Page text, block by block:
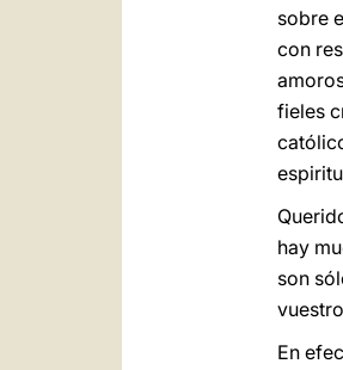
sobre
con
fieles
hay
son
En